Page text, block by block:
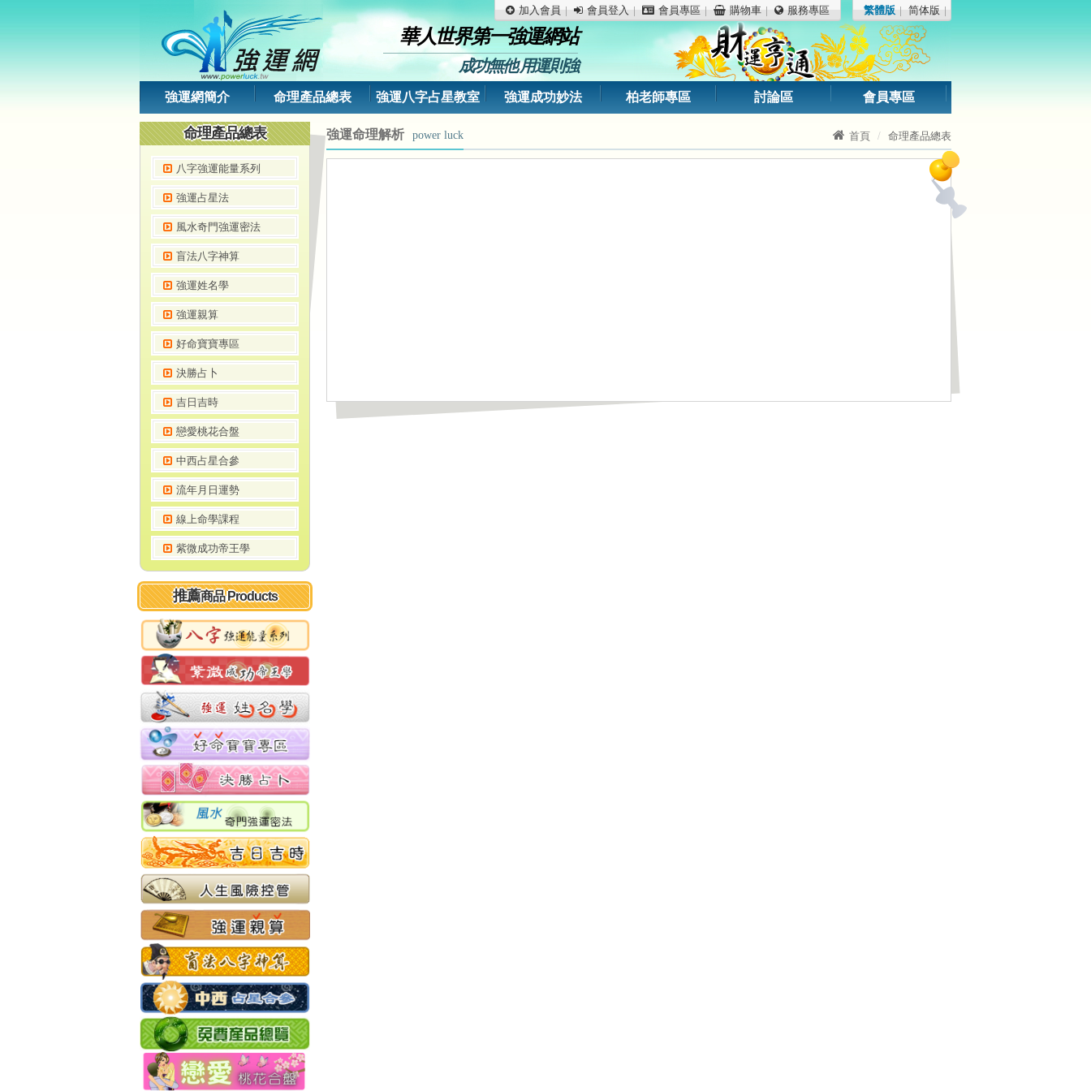
華人世界第一強運網站
成功無他 用運則強
加入會員 會員登入 會員專區 購物車 服務專區 繁體版 简体版
強運網簡介 命理產品總表 強運八字占星教室 強運成功妙法 柏老師專區 討論區 會員專區
首頁 命理產品總表
強運命理解析 power luck
命理產品總表
八字強運能量系列
強運占星法
風水奇門強運密法
盲法八字神算
強運姓名學
強運親算
好命寶寶專區
決勝占卜
吉日吉時
戀愛桃花合盤
中西占星合參
流年月日運勢
線上命學課程
紫微成功帝王學
推薦商品 Products